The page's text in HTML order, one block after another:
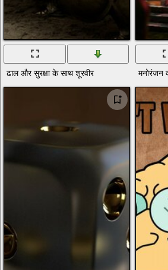
ढाल और सुरक्षा के साथ शूरवीर मनोरंजन